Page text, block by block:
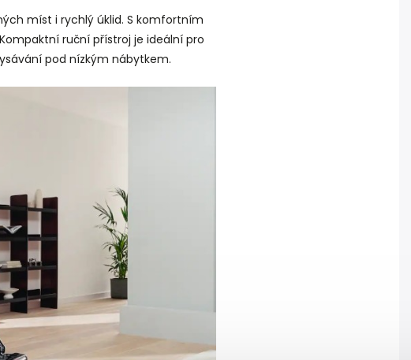
míst i rychlý úklid. S komfortním
ruční přístroj je ideální pro
pod nízkým nábytkem.